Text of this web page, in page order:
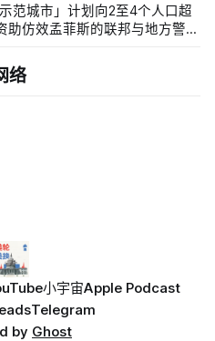
范城市」计划向2至4个人口超
仿效孟菲斯的联邦与地方警力
同意在暴力犯罪或「公共骚
本。
络
小宇宙Apple Podcast
Telegram
by Ghost